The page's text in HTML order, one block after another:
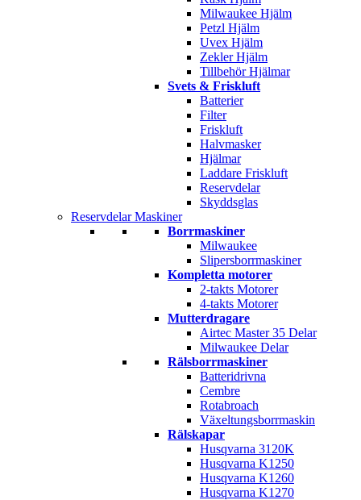
Milwaukee Hjälm
Petzl Hjälm
Uvex Hjälm
Zekler Hjälm
Tillbehör Hjälmar
Svets & Friskluft
Batterier
Filter
Friskluft
Halvmasker
Hjälmar
Laddare Friskluft
Reservdelar
Skyddsglas
Reservdelar Maskiner
Borrmaskiner
Milwaukee
Slipersborrmaskiner
Kompletta motorer
2-takts Motorer
4-takts Motorer
Mutterdragare
Airtec Master 35 Delar
Milwaukee Delar
Rälsborrmaskiner
Batteridrivna
Cembre
Rotabroach
Växeltungsborrmaskin
Rälskapar
Husqvarna 3120K
Husqvarna K1250
Husqvarna K1260
Husqvarna K1270